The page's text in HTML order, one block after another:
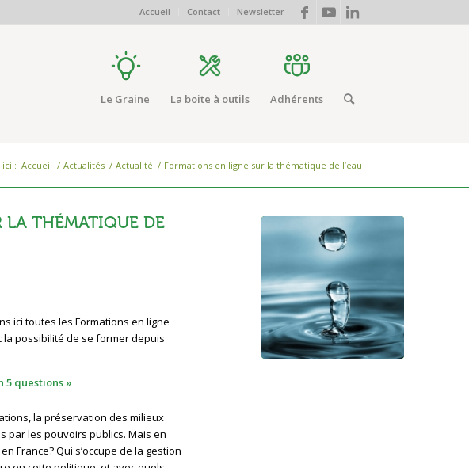
Accueil Contact Newsletter
Le Graine La boite à outils Adhérents
ici : Accueil / Actualités / Actualité / Formations en ligne sur la thématique de l’eau
LA THÉMATIQUE DE
ici toutes les Formations en ligne
la possibilité de se former depuis
5 questions »
la préservation des milieux
par les pouvoirs publics. Mais en
France? Qui s’occupe de la gestion